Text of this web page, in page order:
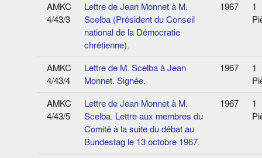
AMKC
4/43/3
Lettre de Jean Monnet à M.
Scelba (Président du Conseil
national de la Démocratie
chrétienne).
1967
1
AMKC
4/43/4
Lettre de M. Scelba à Jean
Monnet. Signée.
1967
1
AMKC
4/43/5
Lettre de Jean Monnet à M.
Scelba. Lettre aux membres du
Comité à la suite du débat au
Bundestag le 13 octobre 1967.
1967
1